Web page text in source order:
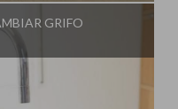
GRIFO